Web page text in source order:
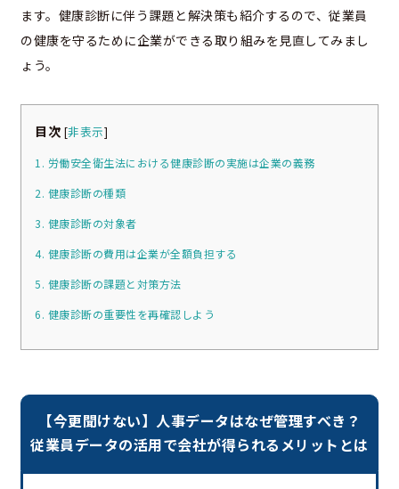
ます。健康診断に伴う課題と解決策も紹介するので、従業員
の健康を守るために企業ができる取り組みを見直してみまし
ょう。
目次 [非表示]
1. 労働安全衛生法における健康診断の実施は企業の義務
2. 健康診断の種類
3. 健康診断の対象者
4. 健康診断の費用は企業が全額負担する
5. 健康診断の課題と対策方法
6. 健康診断の重要性を再確認しよう
【今更聞けない】人事データはなぜ管理すべき？
従業員データの活用で会社が得られるメリットとは